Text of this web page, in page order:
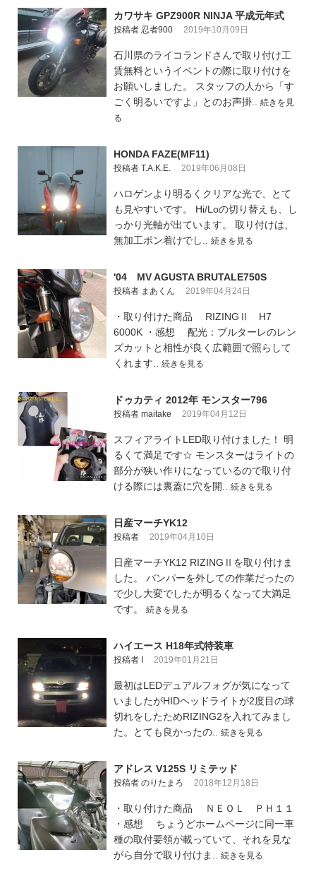
カワサキ GPZ900R NINJA 平成元年式
投稿者 忍者900 2019年10月09日
石川県のライコランドさんで取り付け工
賃無料というイベントの際に取り付けを
お願いしました。 スタッフの人から「す
ごく明るいですよ」とのお声掛.. 続きを見
る
HONDA FAZE(MF11)
投稿者 T.A.K.E. 2019年06月08日
ハロゲンより明るくクリアな光で、とて
も見やすいです。 Hi/Loの切り替えも、し
っかり光軸が出ています。 取り付けは、
無加工ポン着けでし.. 続きを見る
'04 MV AGUSTA BRUTALE750S
投稿者 まあくん 2019年04月24日
・取り付けた商品 RIZINGⅡ H7
6000K ・感想 配光：ブルターレのレン
ズカットと相性が良く広範囲で照らして
くれます.. 続きを見る
ドゥカティ 2012年 モンスター796
投稿者 maitake 2019年04月12日
スフィアライトLED取り付けました！ 明
るくて満足です☆ モンスターはライトの
部分が狭い作りになっているので取り付
ける際には裏蓋に穴を開.. 続きを見る
日産マーチYK12
投稿者 2019年04月10日
日産マーチYK12 RIZINGⅡを取り付けま
した。 バンパーを外しての作業だったの
で少し大変でしたが明るくなって大満足
です。 続きを見る
ハイエース H18年式特装車
投稿者 I 2019年01月21日
最初はLEDデュアルフォグが気になって
いましたがHIDヘッドライトが2度目の球
切れをしたためRIZING2を入れてみまし
た。とても良かったの.. 続きを見る
アドレス V125S リミテッド
投稿者 のりたまろ 2018年12月18日
・取り付けた商品 ＮＥＯＬ ＰＨ１１
・感想 ちょうどホームページに同一車
種の取付要領が載っていて、それを見な
がら自分で取り付けま.. 続きを見る